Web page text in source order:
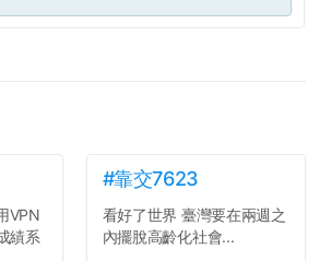
VPN
績系
#靠交7623
看好了世界 臺灣要在兩週之
內擺脫高齡化社會...